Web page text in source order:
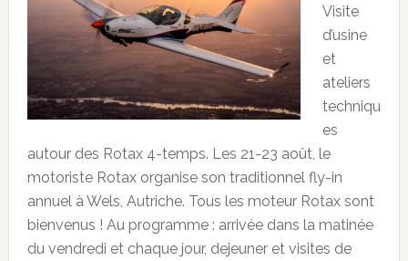
Visite
d’usine
et
ateliers
techniqu
es
autour des Rotax 4-temps. Les 21-23 août, le
motoriste Rotax organise son traditionnel fly-in
annuel à Wels, Autriche. Tous les moteur Rotax sont
bienvenus ! Au programme : arrivée dans la matinée
du vendredi et chaque jour, dejeuner et visites de